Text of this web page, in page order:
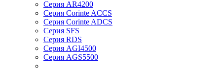
Серия AR4200
Серия Corinte ACCS
Серия Corinte ADCS
Серия SFS
Серия RDS
Серия AGI4500
Серия AGS5500